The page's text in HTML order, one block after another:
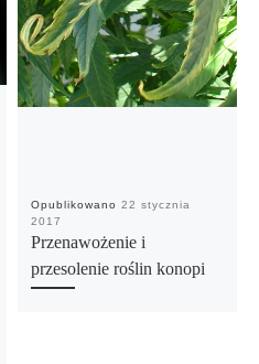
Opublikowano 22 stycznia
2017
Przenawożenie i
przesolenie roślin konopi